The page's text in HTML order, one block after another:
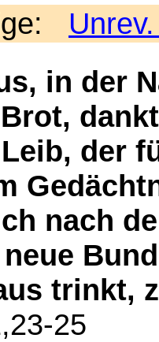
in der
der
nach
trinkt,
25